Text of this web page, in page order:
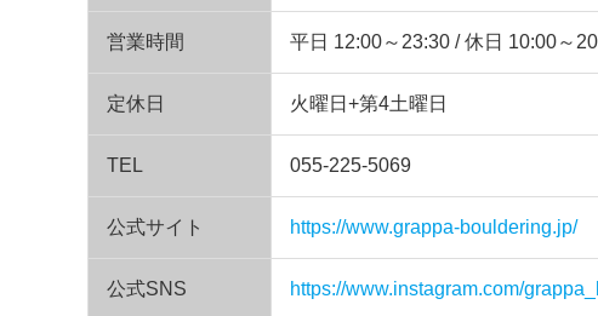
営業時間 平日 12:00～23:30 / 休日 10:00～
定休日 火曜日+第4土曜日
TEL 055-225-5069
公式サイト https://www.grappa-bouldering.jp/
公式SNS https://www.instagram.com/